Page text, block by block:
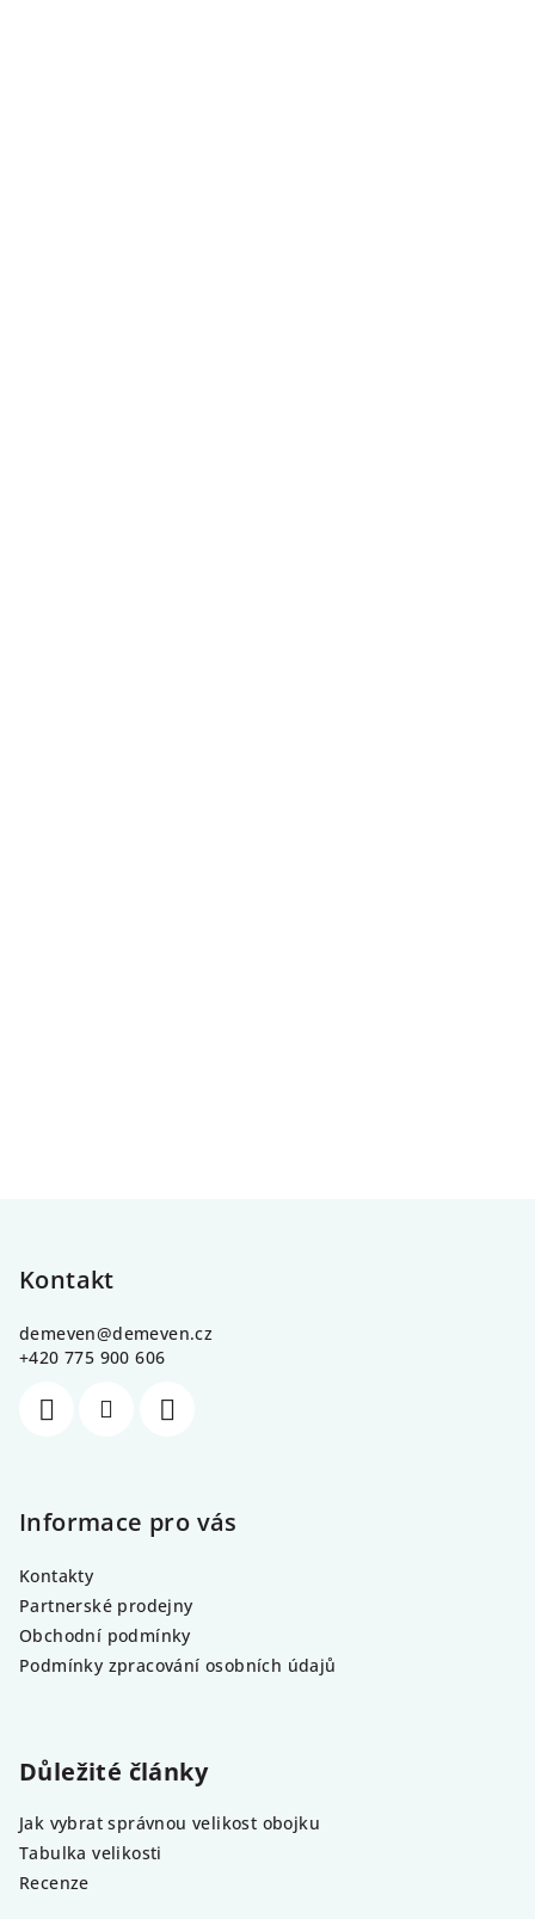
Kontakt
demeven@demeven.cz
+420 775 900 606
Informace pro vás
Kontakty
Partnerské prodejny
Obchodní podmínky
Podmínky zpracování osobních údajů
Důležité články
Jak vybrat správnou velikost obojku
Tabulka velikosti
Recenze